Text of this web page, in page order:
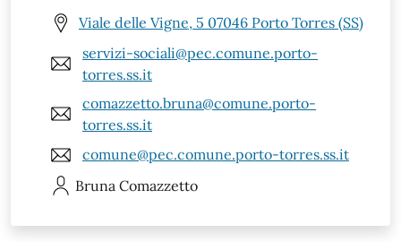
Viale delle Vigne, 5 07046 Porto Torres (SS)
servizi-sociali@pec.comune.porto-
torres.ss.it
comazzetto.bruna@comune.porto-
torres.ss.it
comune@pec.comune.porto-torres.ss.it
Bruna Comazzetto